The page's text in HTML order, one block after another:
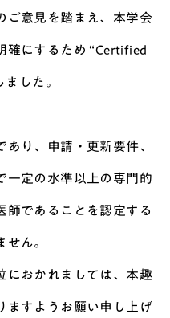
ご意見を踏まえ、本学会
確にするため “Certified
した。
り、申請・更新要件、
一定の水準以上の専門的
師であることを認定する
ん。
おかれましては、本趣
ますようお願い申し上げ